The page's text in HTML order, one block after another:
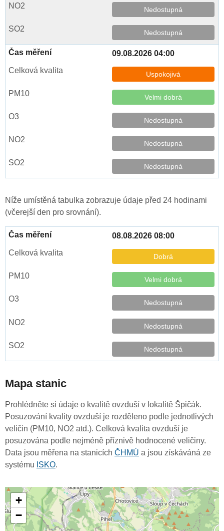
Nedostupná
Nedostupná
09.08.2026 04:00
Uspokojivá
Velmi dobrá
Nedostupná
Nedostupná
Nedostupná
Níže umístěná tabulka zobrazuje údaje před 24 hodinami
(včerejší den pro srovnání).
08.08.2026 08:00
Dobrá
Velmi dobrá
Nedostupná
Nedostupná
Nedostupná
Mapa stanic
Prohlédněte si údaje o kvalitě ovzduší v lokalitě Špičák.
Posuzování kvality ovzduší je rozděleno podle jednotlivých
veličin (PM10, NO2 atd.). Celková kvalita ovzduší je
posuzována podle nejméně příznivě hodnocené veličiny.
Data jsou měřena na stanicích ČHMÚ a jsou získáváná ze
systému ISKO.
+
−